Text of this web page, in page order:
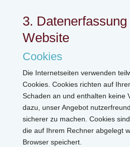
3.
Website
Cookies
Die Internetseiten verwenden
Cookies. Cookies richten auf
Schaden an und enthalten keine
dazu, unser Angebot
sicherer zu machen. Cookies
die auf Ihrem Rechner abgelegt
Browser speichert.